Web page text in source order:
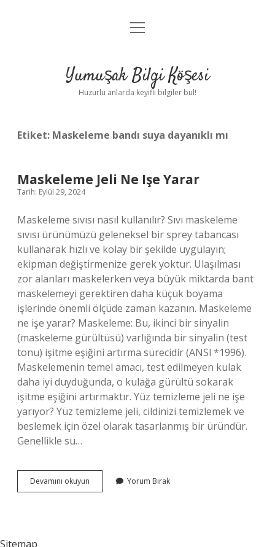
Anasayfa
Yasal Uyarı
menüyü
Yumuşak Bilgi Köşesi
Huzurlu anlarda keyifli bilgiler bul!
Etiket: Maskeleme bandı suya dayanıklı mı
Maskeleme Jeli Ne Işe Yarar
Tarih: Eylül 29, 2024
Maskeleme sıvısı nasıl kullanılır? Sıvı maskeleme
sıvısı ürünümüzü geleneksel bir sprey tabancası
kullanarak hızlı ve kolay bir şekilde uygulayın;
ekipman değiştirmenize gerek yoktur. Ulaşılması
zor alanları maskelerken veya büyük miktarda bant
maskelemeyi gerektiren daha küçük boyama
işlerinde önemli ölçüde zaman kazanın. Maskeleme
ne işe yarar? Maskeleme: Bu, ikinci bir sinyalin
(maskeleme gürültüsü) varlığında bir sinyalin (test
tonu) işitme eşiğini artırma sürecidir (ANSl *1996).
Maskelemenin temel amacı, test edilmeyen kulak
daha iyi duyduğunda, o kulağa gürültü sokarak
işitme eşiğini artırmaktır. Yüz temizleme jeli ne işe
yarıyor? Yüz temizleme jeli, cildinizi temizlemek ve
beslemek için özel olarak tasarlanmış bir üründür.
Genellikle su…
Devamını okuyun Maskeleme
Jeli
Yorum Bırak
Sitemap